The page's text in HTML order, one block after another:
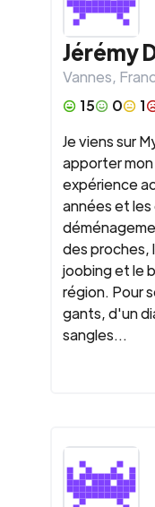
Jérémy
Vannes,
15
0 1
Je viens sur
apporter
expérience
années et
des proches,
joobing et le
région. Pour
gants, d'un
sangles...